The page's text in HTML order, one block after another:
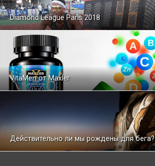
Diamond League Paris 2018
VitaMen от Maxler
Действительно ли мы рождены для бега?